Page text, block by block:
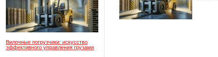
Вилочные погрузчики: искусство
эффективного управления грузами